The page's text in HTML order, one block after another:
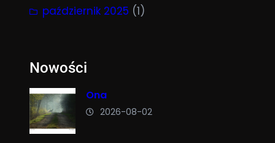
październik 2025 (1)
Nowości
Ona
2026-08-02